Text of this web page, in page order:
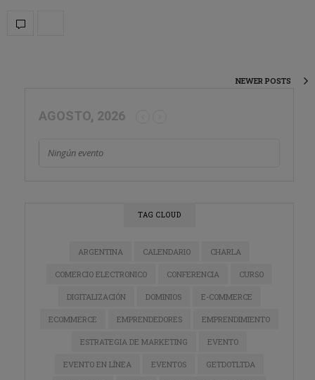
NEWER POSTS
AGOSTO, 2026
Ningún evento
TAG CLOUD
ARGENTINA CALENDARIO CHARLA
COMERCIO ELECTRONICO CONFERENCIA CURSO
DIGITALIZACIÓN DOMINIOS E-COMMERCE
ECOMMERCE EMPRENDEDORES EMPRENDIMIENTO
ESTRATEGIA DE MARKETING EVENTO
EVENTO EN LÍNEA EVENTOS GETDOTLTDA